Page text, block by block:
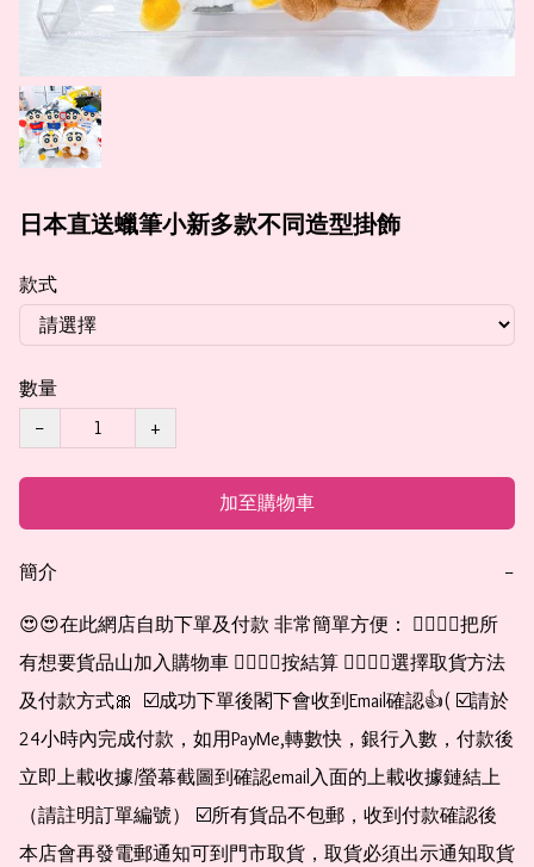
日本直送蠟筆小新多款不同造型掛飾
款式
數量
−
+
加至購物車
簡介 −
😍😍在此網店自助下單及付款 非常簡單方便： 👉🏻👉🏻把所
有想要貨品山加入購物車 👉🏻👉🏻按結算 👉🏻👉🏻選擇取貨方法
及付款方式🎀  ☑️成功下單後閣下會收到Email確認👍( ☑️請於
24小時內完成付款，如用PayMe,轉數快，銀行入數，付款後
立即上載收據/螢幕截圖到確認email入面的上載收據鏈結上
（請註明訂單編號） ☑️所有貨品不包郵，收到付款確認後
本店會再發電郵通知可到門市取貨，取貨必須出示通知取貨